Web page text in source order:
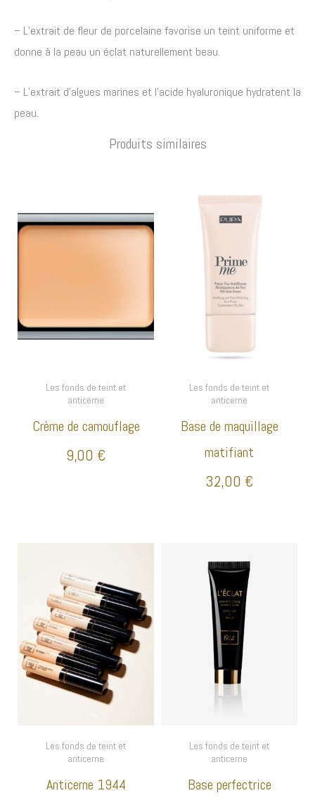
– L’extrait de fleur de porcelaine favorise un teint uniforme et
donne à la peau un éclat naturellement beau.
– L’extrait d’algues marines et l’acide hyaluronique hydratent la
peau.
Produits similaires
Les fonds de teint et
anticerne
Crème de camouflage
9,00 €
Les fonds de teint et
anticerne
Base de maquillage
matifiant
32,00 €
Les fonds de teint et
anticerne
Anticerne 1944
Les fonds de teint et
anticerne
Base perfectrice